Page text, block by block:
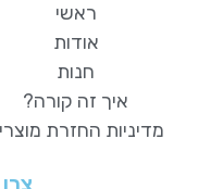
ראשי
אודות
חנות
איך זה קורה?
מדיניות החזרת